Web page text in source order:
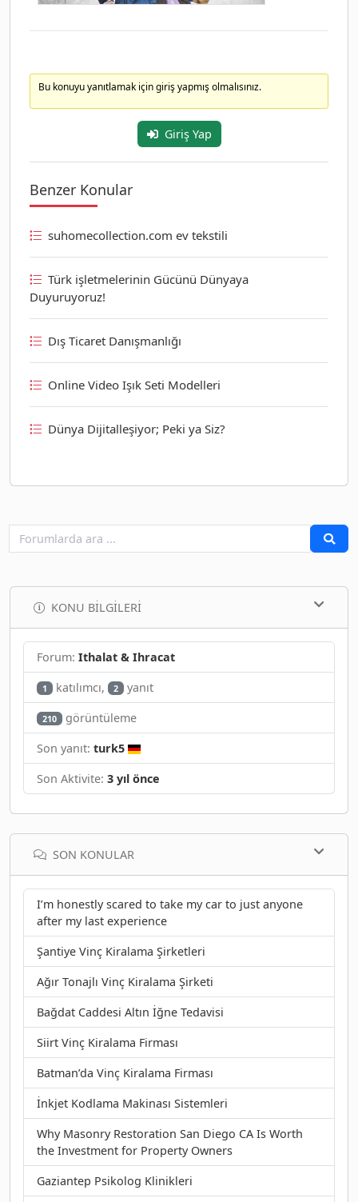
Bu konuyu yanıtlamak için giriş yapmış olmalısınız.
Giriş Yap
Benzer Konular
suhomecollection.com ev tekstili
Türk işletmelerinin Gücünü Dünyaya
Duyuruyoruz!
Dış Ticaret Danışmanlığı
Online Video Işık Seti Modelleri
Dünya Dijitalleşiyor; Peki ya Siz?
KONU BILGILERI
Forum: Ithalat & Ihracat
1 katılımcı, 2 yanıt
210
görüntüleme
Son yanıt: turk5
Son Aktivite: 3 yıl önce
SON KONULAR
I’m honestly scared to take my car to just anyone
after my last experience
Şantiye Vinç Kiralama Şirketleri
Ağır Tonajlı Vinç Kiralama Şirketi
Bağdat Caddesi Altın İğne Tedavisi
Siirt Vinç Kiralama Firması
Batman’da Vinç Kiralama Firması
İnkjet Kodlama Makinası Sistemleri
Why Masonry Restoration San Diego CA Is Worth
the Investment for Property Owners
Gaziantep Psikolog Klinikleri